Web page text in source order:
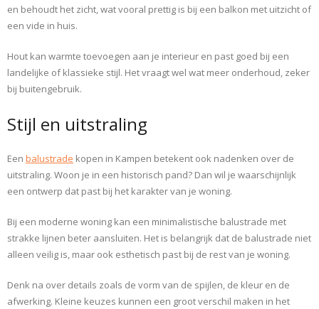
en behoudt het zicht, wat vooral prettig is bij een balkon met uitzicht of
een vide in huis.
Hout kan warmte toevoegen aan je interieur en past goed bij een
landelijke of klassieke stijl. Het vraagt wel wat meer onderhoud, zeker
bij buitengebruik.
Stijl en uitstraling
Een balustrade kopen in Kampen betekent ook nadenken over de
uitstraling. Woon je in een historisch pand? Dan wil je waarschijnlijk
een ontwerp dat past bij het karakter van je woning.
Bij een moderne woning kan een minimalistische balustrade met
strakke lijnen beter aansluiten. Het is belangrijk dat de balustrade niet
alleen veilig is, maar ook esthetisch past bij de rest van je woning.
Denk na over details zoals de vorm van de spijlen, de kleur en de
afwerking. Kleine keuzes kunnen een groot verschil maken in het